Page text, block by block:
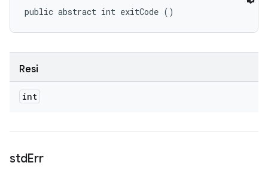
public abstract int exitCode ()
Resi
int
stdErr